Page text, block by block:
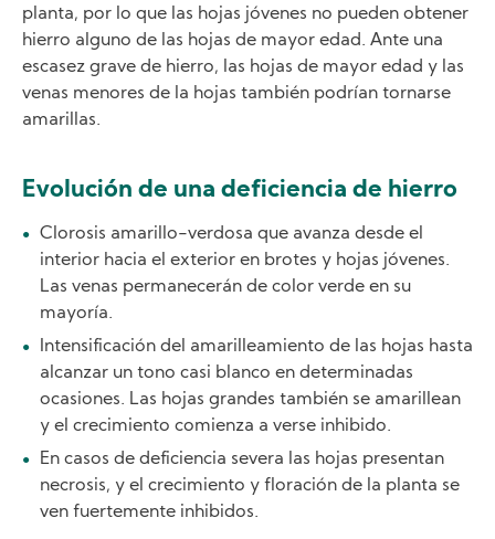
planta, por lo que las hojas jóvenes no pueden obtener
hierro alguno de las hojas de mayor edad. Ante una
escasez grave de hierro, las hojas de mayor edad y las
venas menores de la hojas también podrían tornarse
amarillas.
Evolución de una deficiencia de hierro
Clorosis amarillo-verdosa que avanza desde el
interior hacia el exterior en brotes y hojas jóvenes.
Las venas permanecerán de color verde en su
mayoría.
Intensificación del amarilleamiento de las hojas hasta
alcanzar un tono casi blanco en determinadas
ocasiones. Las hojas grandes también se amarillean
y el crecimiento comienza a verse inhibido.
En casos de deficiencia severa las hojas presentan
necrosis, y el crecimiento y floración de la planta se
ven fuertemente inhibidos.